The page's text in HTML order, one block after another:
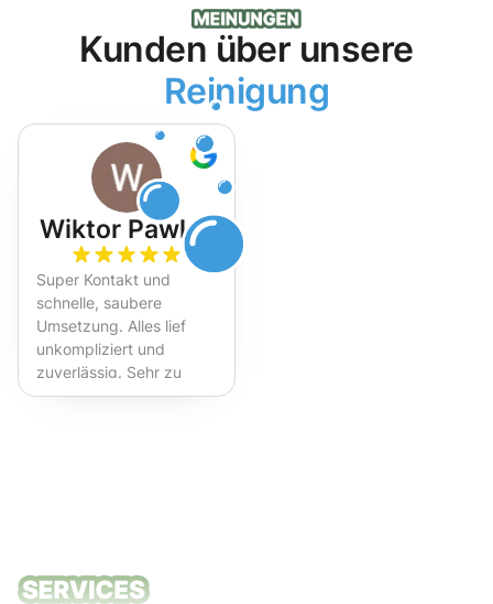
Kunden über unsere
Reinigung
Wiktor Pawlak
Super Kontakt und
schnelle, saubere
Umsetzung. Alles lief
unkompliziert und
zuverlässig. Sehr zu
empfehlen!